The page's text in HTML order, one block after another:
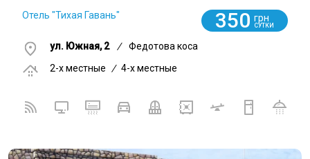
Отель "Тихая Гавань" 350 грн
СУТКИ
ул. Южная, 2 /
Федотова коса
2-x местные
/ 4-x местные